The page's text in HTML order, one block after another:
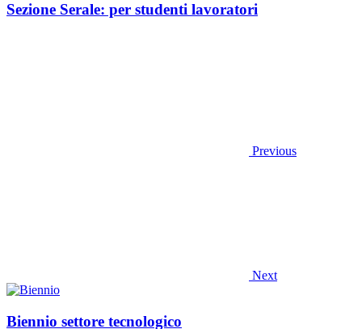
Sezione Serale: per studenti lavoratori
Previous
Next
Biennio settore tecnologico